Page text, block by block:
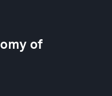
of